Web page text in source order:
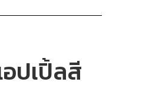
ปเปิ้ลสี